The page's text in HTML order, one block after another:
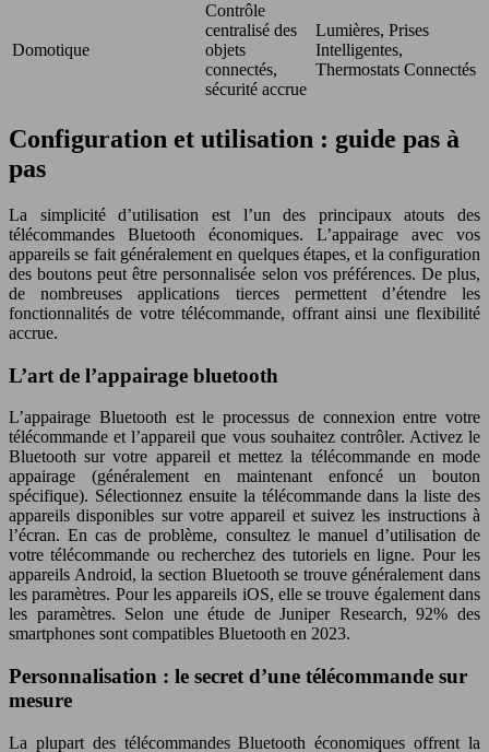
Domotique
Contrôle
centralisé des
objets
connectés,
sécurité accrue
Lumières, Prises
Intelligentes,
Thermostats Connectés
Configuration et utilisation : guide pas à
pas
La simplicité d’utilisation est l’un des principaux atouts des
télécommandes Bluetooth économiques. L’appairage avec vos
appareils se fait généralement en quelques étapes, et la configuration
des boutons peut être personnalisée selon vos préférences. De plus,
de nombreuses applications tierces permettent d’étendre les
fonctionnalités de votre télécommande, offrant ainsi une flexibilité
accrue.
L’art de l’appairage bluetooth
L’appairage Bluetooth est le processus de connexion entre votre
télécommande et l’appareil que vous souhaitez contrôler. Activez le
Bluetooth sur votre appareil et mettez la télécommande en mode
appairage (généralement en maintenant enfoncé un bouton
spécifique). Sélectionnez ensuite la télécommande dans la liste des
appareils disponibles sur votre appareil et suivez les instructions à
l’écran. En cas de problème, consultez le manuel d’utilisation de
votre télécommande ou recherchez des tutoriels en ligne. Pour les
appareils Android, la section Bluetooth se trouve généralement dans
les paramètres. Pour les appareils iOS, elle se trouve également dans
les paramètres. Selon une étude de Juniper Research, 92% des
smartphones sont compatibles Bluetooth en 2023.
Personnalisation : le secret d’une télécommande sur
mesure
La plupart des télécommandes Bluetooth économiques offrent la